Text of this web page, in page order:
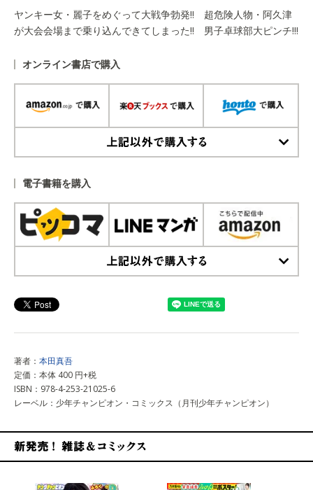
ヤンキー女・麗子をめぐって大戦争勃発!! 超危険人物・阿久津
が大会会場まで乗り込んできてしまった!! 男子卓球部大ピンチ!!!
オンライン書店で購入
電子書籍を購入
著者： 本田真吾
定価：本体 400 円+税
ISBN：978-4-253-21025-6
レーベル：少年チャンピオン・コミックス（月刊少年チャンピオン）